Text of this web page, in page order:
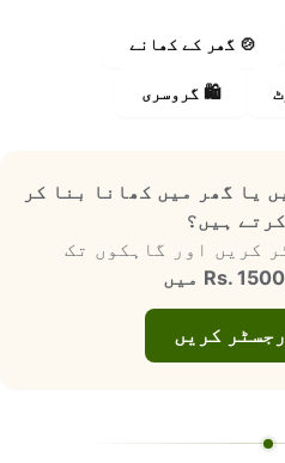
🍲 گھر کے کھانے
🛍️ گروسری
یا گھر میں کھانا بنا کر
ہیں؟
کریں اور گاہکوں تک
Rs. 1500 میں
کریں